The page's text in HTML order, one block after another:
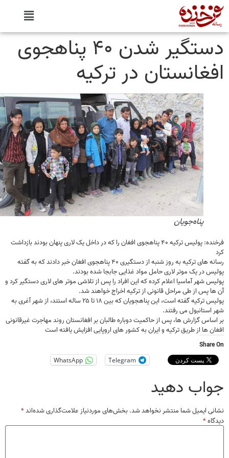
دستگیر شدن ۴۰ پناهجوی
در ترکیه
پناه‌جویان
فرخنده: پولیس ترکیه ۴۰ پناهجوی افغان را که در داخل یک لاری پنهان بودند بازداشت
رسانه های ترکیه به روز شنبه از دستگیری ۴۰ پناهجوی افغان خبر دادند که به گفته
در یک موتر لاری حامل مواد غذایی جابجا شده بودند.
شهر آماسیا اعلام کرده که این افراد را پس از تلاشی موتر های لاری دستگیر کرد و
پس از طی مراحل قانونی از ترکیه اخراج خواهند شد.
پولیس ترکیه گفته است، این پناهجویان که بین ۱۸ تا ۲۵ ساله استند، از شهر آغری به
می رفتند.
گزارش ها، پس از حاکمیت دوباره طالبان بر افغانستان روند مهاجرت غیرقانونی
ها از طریق ترکیه و ایران به کشور های اروپایی افزایش یافته است
Telegram
WhatsApp
دهید
ایمیل شما منتشر نخواهد شد.بخش‌های موردنیاز علامت‌گذاری شده‌اند*
*